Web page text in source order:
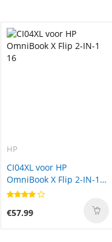
HP
CI04XL voor HP
OmniBook X Flip 2-IN-1
16
€57.99